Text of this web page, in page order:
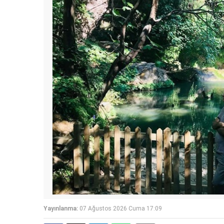
Yayınlanma: 07 Ağustos 2026 Cuma 17:09